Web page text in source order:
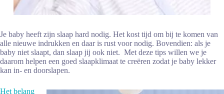
Je baby heeft zijn slaap hard nodig. Het kost tijd om bij te komen van
alle nieuwe indrukken en daar is rust voor nodig. Bovendien: als je
baby niet slaapt, dan slaap jij ook niet. Met deze tips willen we je
daarom helpen een goed slaapklimaat te creëren zodat je baby lekker
kan in- en doorslapen.
Het belang